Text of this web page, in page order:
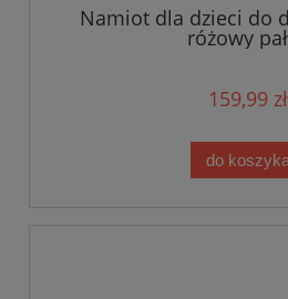
Namiot dla dzieci do
różowy
159,99 zł
do